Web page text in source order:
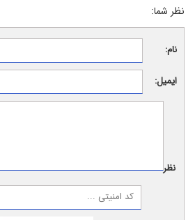
نظر شما:
نام:
ایمیل:
نظر: